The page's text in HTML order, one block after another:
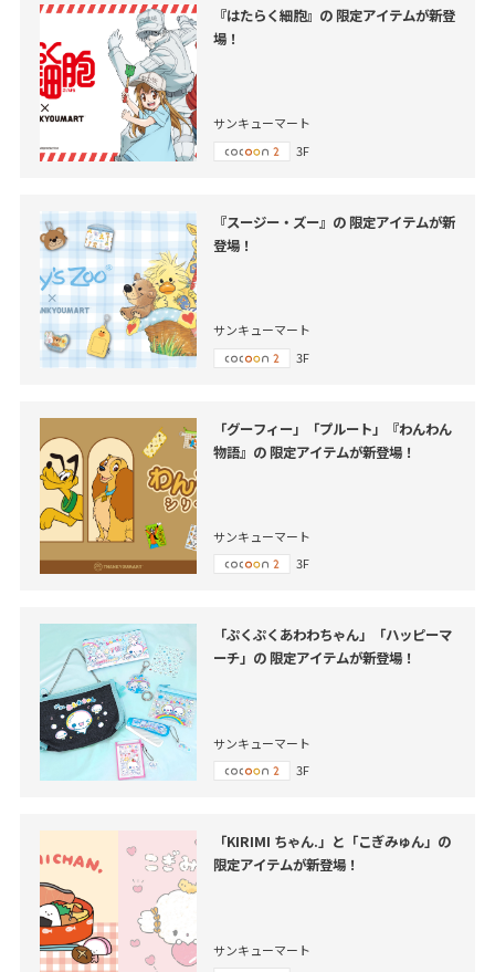
『はたらく細胞』の 限定アイテムが新登
場！
サンキューマート
3F
『スージー・ズー』の 限定アイテムが新
登場！
サンキューマート
3F
「グーフィー」「プルート」『わんわん
物語』の 限定アイテムが新登場！
サンキューマート
3F
「ぷくぷくあわわちゃん」「ハッピーマ
ーチ」の 限定アイテムが新登場！
サンキューマート
3F
「KIRIMI ちゃん.」と「こぎみゅん」の
限定アイテムが新登場！
サンキューマート